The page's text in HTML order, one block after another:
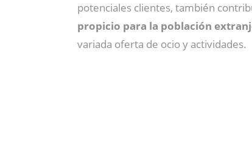
potenciales clientes, también
propicio para la población
variada oferta de ocio y actividades.